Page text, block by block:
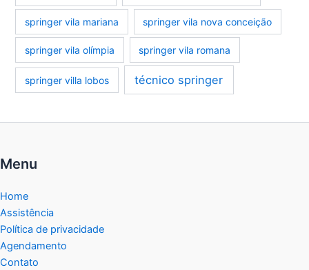
springer vila mariana springer vila nova conceição
springer vila olímpia springer vila romana
springer villa lobos técnico springer
Menu
Home
Assistência
Política de privacidade
Agendamento
Contato